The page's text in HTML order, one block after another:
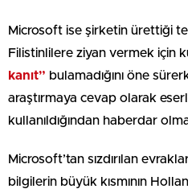
Microsoft ise şirketin ürettiği
Filistinlilere ziyan vermek için
kanıt” bulamadığını öne
araştırmaya cevap olarak
kullanıldığından haberdar
Microsoft’tan sızdırılan
bilgilerin büyük kısmının